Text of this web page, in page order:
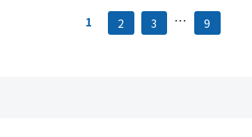
1 2 3 … 9